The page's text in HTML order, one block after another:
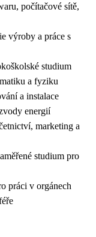
počítačové sítě,
výroby a práce s
studium
a fyziku
a instalace
energií
marketing a
studium pro
práci v orgánech